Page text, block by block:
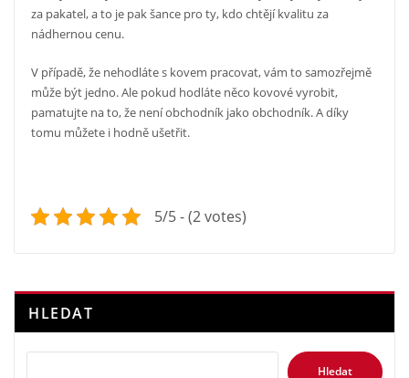
za pakatel, a to je pak šance pro ty, kdo chtějí kvalitu za
nádhernou cenu.
V případě, že nehodláte s kovem pracovat, vám to samozřejmě
může být jedno. Ale pokud hodláte něco kovové vyrobit,
pamatujte na to, že není obchodník jako obchodník. A díky
tomu můžete i hodně ušetřit.
5/5 - (2 votes)
HLEDAT
Hledat